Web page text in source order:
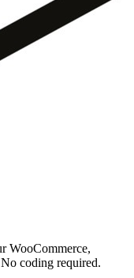
WooCommerce,
coding required.